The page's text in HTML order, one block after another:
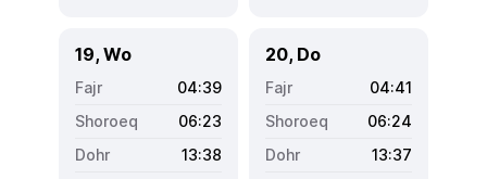
19, Wo
04:39
06:23
13:38
20, Do
04:41
06:24
13:37